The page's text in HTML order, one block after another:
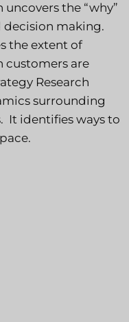
uncovers the “why”
making.
the extent of
customers are
Research
surrounding
It identifies ways to